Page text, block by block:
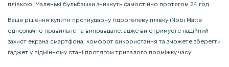
плівкою. Маленькі бульбашки зникнуть самостійно протягом 24 год.
Ваше рішення купити протиударну гідрогелеву плівку iNobi Matte
однозначно правильне та виправдане, адже ви отримуєте надійний
захист екрана смартфона, комфорт використання та зможете зберегти
гаджет у відмінному стані протягом тривалого проміжку часу.